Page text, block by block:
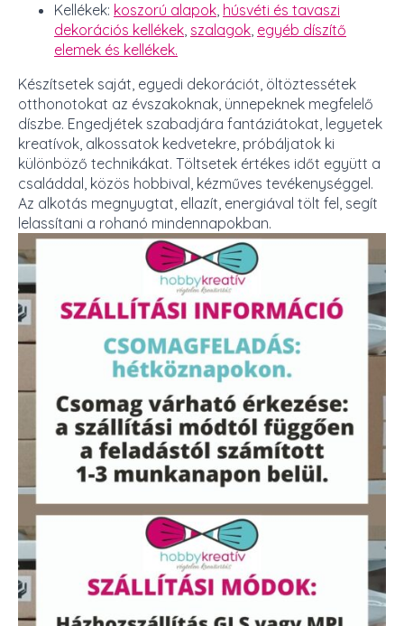
Kellékek: koszorú alapok, húsvéti és tavaszi
dekorációs kellékek, szalagok, egyéb díszítő
elemek és kellékek.
Készítsetek saját, egyedi dekorációt, öltöztessétek
otthonotokat az évszakoknak, ünnepeknek megfelelő
díszbe. Engedjétek szabadjára fantáziátokat, legyetek
kreatívok, alkossatok kedvetekre, próbáljatok ki
különböző technikákat. Töltsetek értékes időt együtt a
családdal, közös hobbival, kézműves tevékenységgel.
Az alkotás megnyugtat, ellazít, energiával tölt fel, segít
lelassítani a rohanó mindennapokban.